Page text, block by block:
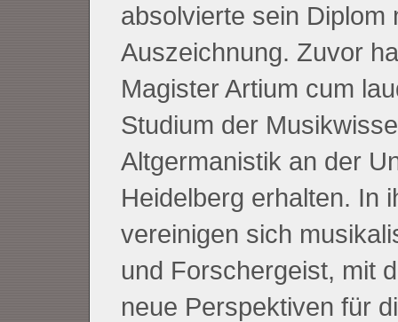
absolvierte sein Diplom
Auszeichnung. Zuvor
Magister Artium cum
Studium der
Altgermanistik an der
Heidelberg erhalten. In
vereinigen sich
und Forschergeist, mit
neue Perspektiven für